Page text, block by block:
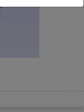
de los